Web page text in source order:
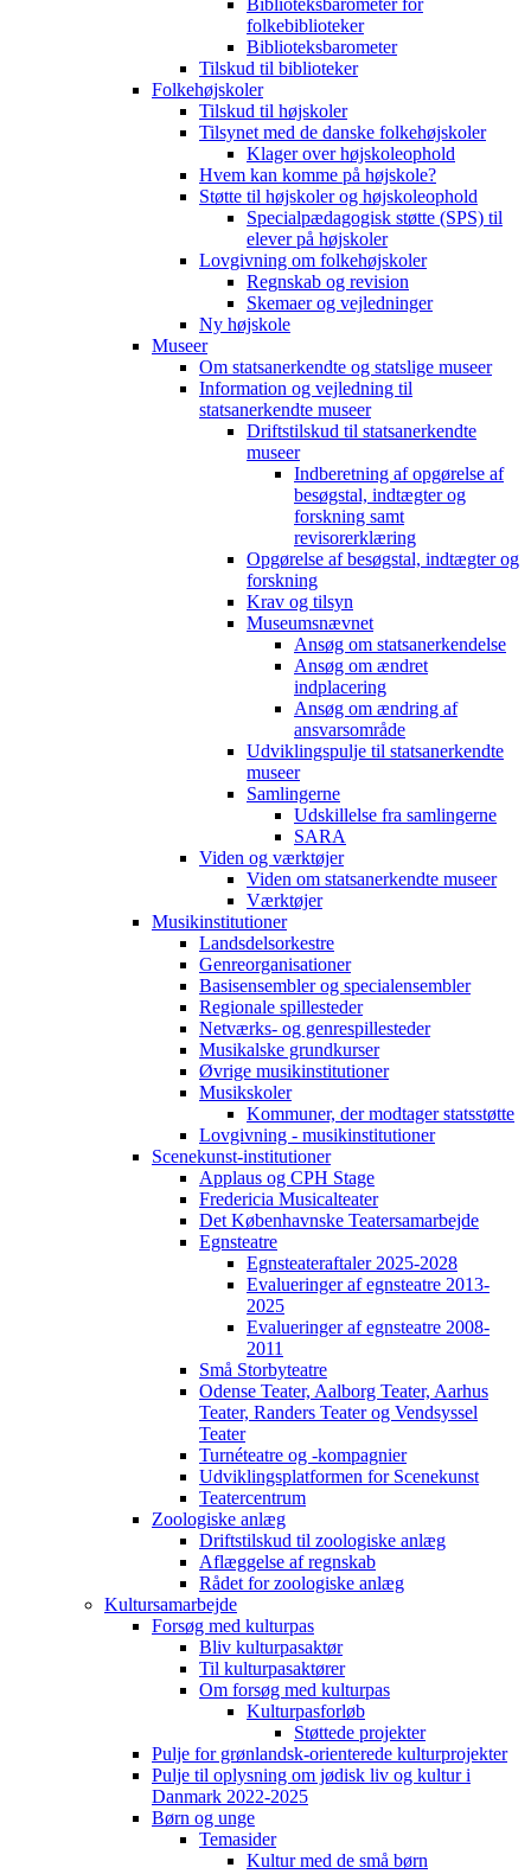
Biblioteksbarometer for
folkebiblioteker
Biblioteksbarometer
Tilskud til biblioteker
Folkehøjskoler
Tilskud til højskoler
Tilsynet med de danske folkehøjskoler
Klager over højskoleophold
Hvem kan komme på højskole?
Støtte til højskoler og højskoleophold
Specialpædagogisk støtte (SPS) til
elever på højskoler
Lovgivning om folkehøjskoler
Regnskab og revision
Skemaer og vejledninger
Ny højskole
Museer
Om statsanerkendte og statslige museer
Information og vejledning til
statsanerkendte museer
Driftstilskud til statsanerkendte
museer
Indberetning af opgørelse af
besøgstal, indtægter og
forskning samt
revisorerklæring
Opgørelse af besøgstal, indtægter og
forskning
Krav og tilsyn
Museumsnævnet
Ansøg om statsanerkendelse
Ansøg om ændret
indplacering
Ansøg om ændring af
ansvarsområde
Udviklingspulje til statsanerkendte
museer
Samlingerne
Udskillelse fra samlingerne
SARA
Viden og værktøjer
Viden om statsanerkendte museer
Værktøjer
Musikinstitutioner
Landsdelsorkestre
Genreorganisationer
Basisensembler og specialensembler
Regionale spillesteder
Netværks- og genrespillesteder
Musikalske grundkurser
Øvrige musikinstitutioner
Musikskoler
Kommuner, der modtager statsstøtte
Lovgivning - musikinstitutioner
Scenekunst-institutioner
Applaus og CPH Stage
Fredericia Musicalteater
Det Københavnske Teatersamarbejde
Egnsteatre
Egnsteateraftaler 2025-2028
Evalueringer af egnsteatre 2013-
2025
Evalueringer af egnsteatre 2008-
2011
Små Storbyteatre
Odense Teater, Aalborg Teater, Aarhus
Teater, Randers Teater og Vendsyssel
Teater
Turnéteatre og -kompagnier
Udviklingsplatformen for Scenekunst
Teatercentrum
Zoologiske anlæg
Driftstilskud til zoologiske anlæg
Aflæggelse af regnskab
Rådet for zoologiske anlæg
Kultursamarbejde
Forsøg med kulturpas
Bliv kulturpasaktør
Til kulturpasaktører
Om forsøg med kulturpas
Kulturpasforløb
Støttede projekter
Pulje for grønlandsk-orienterede kulturprojekter
Pulje til oplysning om jødisk liv og kultur i
Danmark 2022-2025
Børn og unge
Temasider
Kultur med de små børn